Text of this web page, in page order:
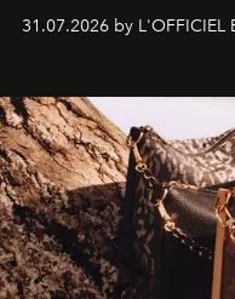
monumentales et
américain investit les
sculpture.
31.07.2026 by L'OFFICIEL